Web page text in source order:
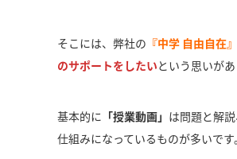
そこには、弊社の 『中学 自由自在』
のサポートをしたいという思いがあ
基本的に 「授業動画」 は問題と解
仕組みになっているものが多いです